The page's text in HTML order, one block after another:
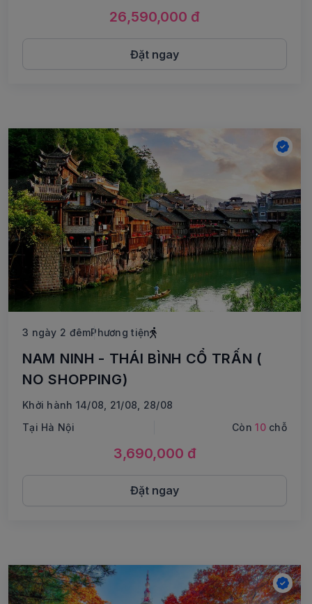
26,590,000 đ
Đặt ngay
3 ngày 2 đêmPhương tiện
NAM NINH - THÁI BÌNH CỔ TRẤN (
NO SHOPPING)
Khởi hành 14/08, 21/08, 28/08
Tại Hà Nội
Còn10chỗ
3,690,000 đ
Đặt ngay